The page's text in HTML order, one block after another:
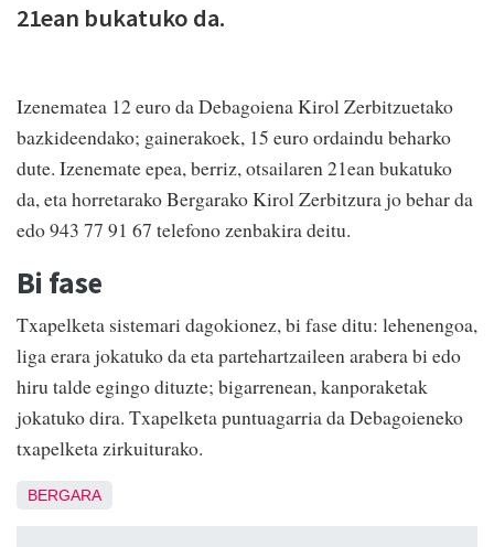
21ean bukatuko da.
Izenematea 12 euro da Debagoiena Kirol Zerbitzuetako
bazkideendako; gainerakoek, 15 euro ordaindu beharko
dute. Izenemate epea, berriz, otsailaren 21ean bukatuko
da, eta horretarako Bergarako Kirol Zerbitzura jo behar da
edo 943 77 91 67 telefono zenbakira deitu.
Bi fase
Txapelketa sistemari dagokionez, bi fase ditu: lehenengoa,
liga erara jokatuko da eta partehartzaileen arabera bi edo
hiru talde egingo dituzte; bigarrenean, kanporaketak
jokatuko dira. Txapelketa puntuagarria da Debagoieneko
txapelketa zirkuiturako.
BERGARA